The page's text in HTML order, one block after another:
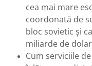
cea mai mare
coordonată de
bloc sovietic și
miliarde de
Cum serviciile